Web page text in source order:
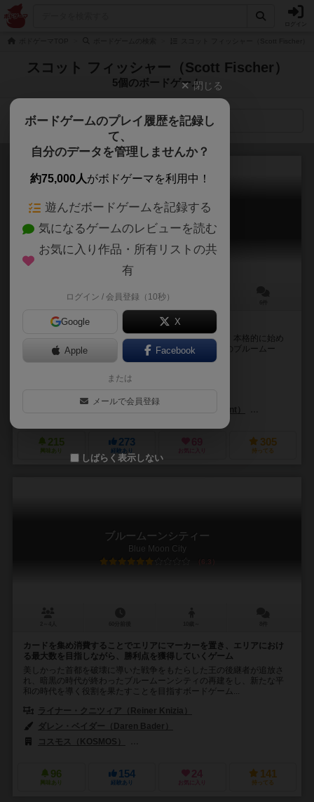
スコット フィッシャー（Scott Fischer）
5個のボードゲーム
検索メニュー
ブルームーン：レジェンド
Blue Moon Legends
30分前後
カードを買い集めなくてもデッキが組める
トレーディングカードゲームをやってみたいけれども、本格的に始め
るにはお金がかかる。そんな方におすすめなのが、このブルームー
ン：レジェンドです。 これ一箱に９種族のデッキ...
ライナー・クニツィア（Reiner Knizia）
215
興味あり
273
経験あり お気に入り
305
持ってる
ブルームーンシティー
Blue Moon City
6.3
カードを集め消費することでエリアにマーカーを置き、エリアにおけ
る最大数を目指しながら、勝利点を獲得していくゲーム
美しかった首都を破壊に導いた戦争をもたらした王の後継者が追放さ
れ、暗黒の時代が終わったブルームーンシティの再建をし、新たな平
和の時代を導く役割を果たすことを目指すボードゲーム...
ライナー・クニツィア（Reiner Knizia）
ダレン・ベイダー（Daren Bader）
コスモス（KOSMOS）
96
興味あり
154
経験あり
24
お気に入り
141
持ってる
閉じる
ボードゲームのプレイ履歴を記録し
て、
自分のデータを管理しませんか？
約75,000人がボドゲーマを利用中！
遊んだボードゲームを記録する
気になるゲームのレビューを読む
お気に入り作品・所有リストの共
有
ログイン / 会員登録（10秒）
Google X
Apple Facebook
または
メールで会員登録
しばらく表示しない